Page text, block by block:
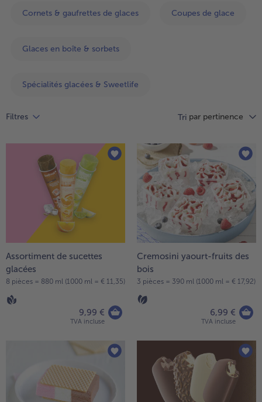
- € 5 à l’achat de 7 plats au choix
Vous
liste.
Cornets & gaufrettes de glaces Coupes de glace
Glaces en boîte & sorbets
Spécialités glacées & Sweetlife
Filtres Tri par pertinence
Assortiment de sucettes
glacées
8 pièces = 880 ml (1000 ml = € 11,35)
9,99 €
TVA incluse
Cremosini yaourt-fruits des
bois
3 pièces = 390 ml (1000 ml = € 17,92)
6,99 €
TVA incluse